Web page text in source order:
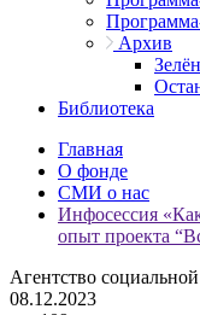
Архив
Библиотека
Главная
О фонде
СМИ о нас
Инфосессия
опыт проекта
Агентство
08.12.2023